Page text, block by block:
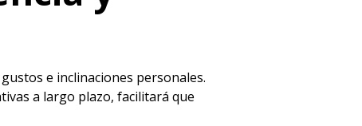
e inclinaciones personales.
a largo plazo, facilitará que